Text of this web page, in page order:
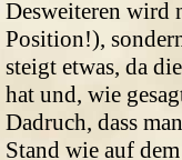
Desweiteren wird
Position!),
steigt etwas, da
hat und, wie
Dadruch, dass
Stand wie auf